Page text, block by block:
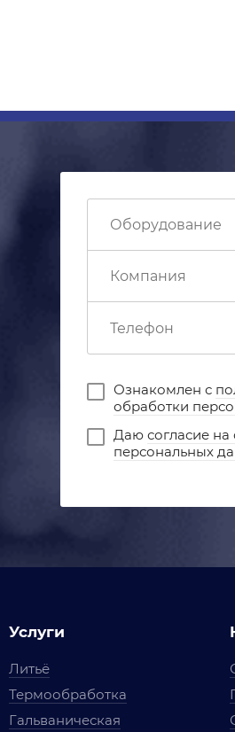
Ознакомлен с
обработки
Даю согласие
персональных
Услуги
Литьё
Термообработка
Гальваническая